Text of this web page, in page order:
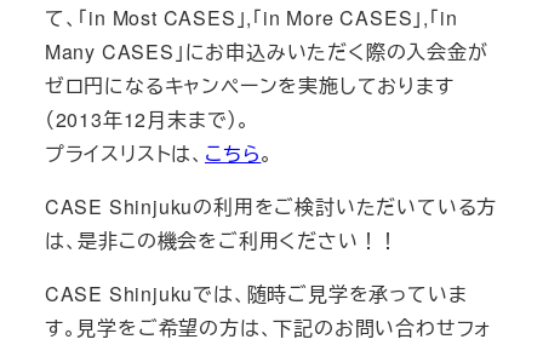
ー
て、「in Most CASES」,「in More CASES」,「in
Many CASES」にお申込みいただく際の入会金が
ゼロ円になるキャンペーンを実施しております
（2013年12月末まで）。
プライスリストは、 こちら。
CASE Shinjukuの利用をご検討いただいている方
は、是非この機会をご利用ください！！
CASE Shinjukuでは、随時ご見学を承っていま
す。見学をご希望の方は、下記のお問い合わせフォ